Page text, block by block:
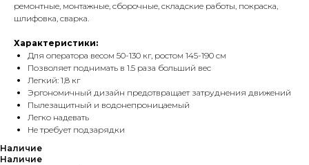
ремонтные, монтажные, сборочные, складские работы, покраска,
шлифовка, сварка.
Характеристики:
Для оператора весом 50-130 кг, ростом 145-190 см
Позволяет поднимать в 1.5 раза больший вес
Легкий: 1,8 кг
Эргономичный дизайн предотвращает затруднения движений
Пылезащитный и водонепроницаемый
Легко надевать
Не требует подзарядки
Наличие
Наличие